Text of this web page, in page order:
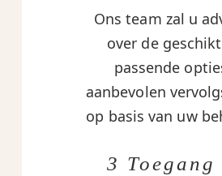
Ons team zal u
over de
passende
aanbevolen
op basis van uw
3 Toegang